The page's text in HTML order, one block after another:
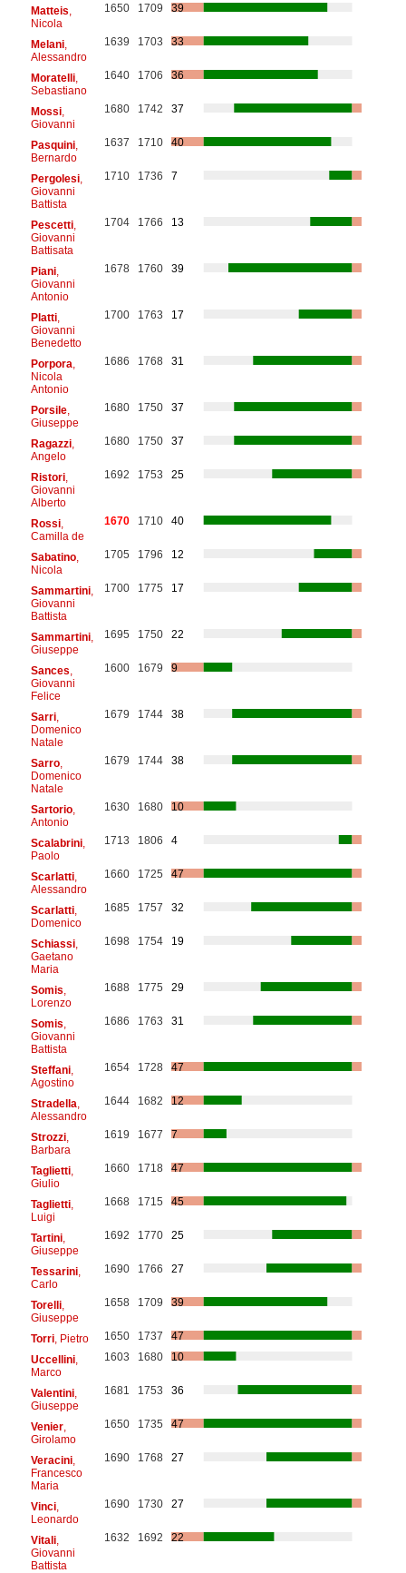
Matteis
Nicola
1650 1709 39
Melani,
Alessandro
1639 1703 33
Moratelli,
Sebastiano
1640 1706 36
Mossi,
Giovanni
1680 1742 37
Pasquini,
Bernardo
1637 1710 40
Pergolesi,
Giovanni
Battista
1710 1736 7
Pescetti,
Giovanni
Battisata
1704 1766 13
Piani,
Giovanni
Antonio
1678 1760 39
Platti,
Giovanni
Benedetto
1700 1763 17
Porpora
Nicola
Antonio
1686 1768 31
Porsile,
Giuseppe
1680 1750 37
Ragazzi,
Angelo
1680 1750 37
Ristori,
Giovanni
Alberto
1692 1753 25
Rossi,
Camilla de
1670 1710 40
Sabatino,
Nicola
1705 1796 12
Sammartini,
Giovanni
Battista
1700 1775 17
Sammartini,
Giuseppe
1695 1750 22
Sances
Giovanni
Felice
1600 1679 9
Sarri,
Domenico
Natale
1679 1744 38
Sarro,
Domenico
Natale
1679 1744 38
Sartorio,
Antonio
1630 1680 10
Scalabrini,
Paolo
1713 1806 4
Scarlatti,
Alessandro
1660 1725 47
Scarlatti,
Domenico
1685 1757 32
Schiassi,
Gaetano
Maria
1698 1754 19
Somis
Lorenzo
1688 1775 29
Somis
Giovanni
Battista
1686 1763 31
Steffani,
Agostino
1654 1728 47
Stradella
Alessandro
1644 1682 12
Strozzi,
Barbara
1619 1677 7
Taglietti,
Giulio
1660 1718 47
Taglietti,
Luigi
1668 1715 45
Tartini,
Giuseppe
1692 1770 25
Tessarini,
Carlo
1690 1766 27
Torelli,
Giuseppe
1658 1709 39
Torri, Pietro 1650 1737
47
Uccellini,
Marco
1603 1680 10
Valentini,
Giuseppe
1681 1753 36
Venier,
Girolamo
1650 1735 47
Veracini,
Francesco
Maria
1690 1768 27
Vinci,
Leonardo
1690 1730 27
Vitali,
Giovanni
Battista
1632 1692 22